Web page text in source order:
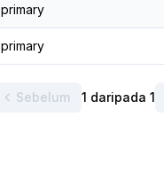
primary
primary
Sebelum 1 daripada 1